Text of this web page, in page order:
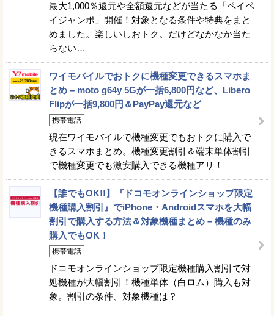
最大1,000％還元や全額還元などが当たる「ペイペ
イジャンボ」開催！対象となる条件や特典をまと
めました。楽しいしおトク。だけどなかなか当た
らない…
ワイモバイルでおトクに機種変更できるスマホま
とめ – moto g64y 5Gが一括6,800円など、Libero
Flipが一括9,800円＆PayPay還元など
携帯電話
現在ワイモバイルで機種変更でもおトクに購入で
きるスマホまとめ。機種変更割引＆端末単体割引
で機種変更でも激安購入できる機種アリ！
【誰でもOK!!】『ドコモオンラインショップ限定
機種購入割引』でiPhone・Androidスマホを大幅
割引で購入する方法＆対象機種まとめ – 機種のみ
購入でもOK！
携帯電話
ドコモオンラインショップ限定機種購入割引で対
処機種が大幅割引！機種単体（白ロム）購入も対
象。割引の条件、対象機種は？